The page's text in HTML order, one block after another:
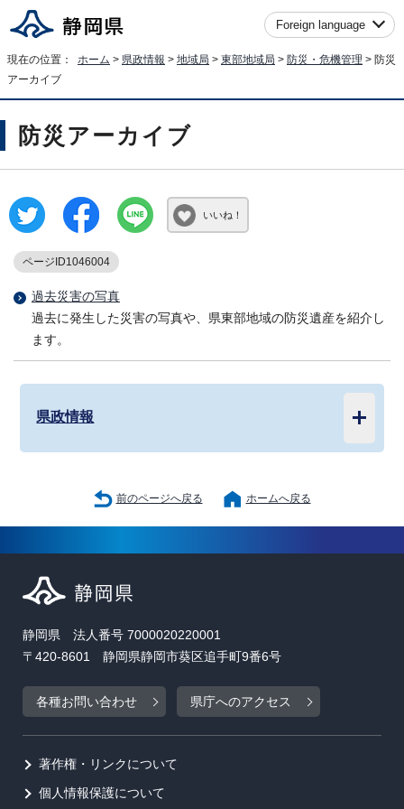
Foreign language
現在の位置： ホーム > 県政情報 > 地域局 > 東部地域局 > 防災・危機管理 > 防災
アーカイブ
防災アーカイブ
いいね！
ページID1046004
過去災害の写真
過去に発生した災害の写真や、県東部地域の防災遺産を紹介し
ます。
県政情報
前のページへ戻る ホームへ戻る
静岡県 法人番号 7000020220001
〒420-8601 静岡県静岡市葵区追手町9番6号
各種お問い合わせ 県庁へのアクセス
著作権・リンクについて
個人情報保護について